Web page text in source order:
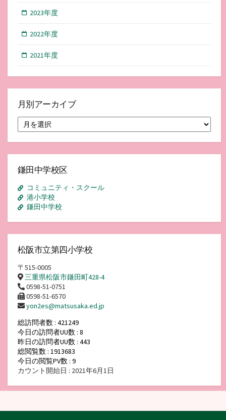
2023年度
2022年度
2021年度
月別アーカイブ
別
ア
イ
鎌田中学校区
コミュニティ・スクール
港小学校
鎌田中学校
松阪市立第四小学校
〒515-0005
三重県松阪市鎌田町428-4
0598-51-0751
0598-51-6570
yon2es@matsusaka.ed.jp
総訪問者数 : 421249
今日の訪問者UU数 : 8
昨日の訪問者UU数 : 443
総閲覧数 : 1913683
今日の閲覧PV数 : 9
カウント開始日 : 2021年6月1日